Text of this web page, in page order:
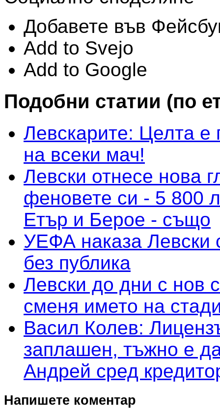
Добавете във
Add to Svejo
Add to Google
Подобни статии (по
Левскарите: Целта е
на всеки мач!
Левски отнесе нова
феновете си - 5 800
Етър и Берое - също
УЕФА наказа Левски
без публика
Левски до дни с нов
сменя името на
Васил Колев:
заплашен, тъжно е
Андрей сред
Напишете коментар